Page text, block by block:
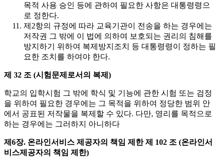
목적 사용 승인 등에 관하여 필요한 사항은 대통령령으
로 정한다.
제2항의 규정에 따라 교육기관이 전송을 하는 경우에는
저작권 그 밖에 이 법에 의하여 보호되는 권리의 침해를
방지하기 위하여 복제방지조치 등 대통령령이 정하는 필
요한 조치를 하여야 한다.
제 32 조 (시험문제로서의 복제)
학교의 입학시험 그 밖에 학식 및 기능에 관한 시험 또는 검정
을 위하여 필요한 경우에는 그 목적을 위하여 정당한 범위 안
에서 공표된 저작물을 복제할 수 있다. 다만, 영리를 목적으로
하는 경우에는 그러하지 아니하다
제6장. 온라인서비스 제공자의 책임 제한 제 102 조 (온라인서
비스제공자의 책임 제한)